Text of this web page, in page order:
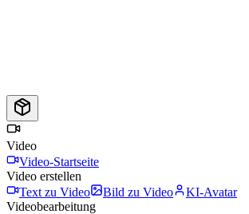
Video
Video-Startseite
Video erstellen
Text zu Video
Bild zu Video
KI-Avatar
Videobearbeitung